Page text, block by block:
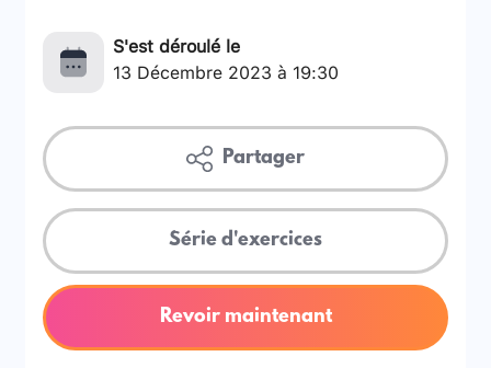
S'est déroulé le
13 Décembre 2023 à 19:30
Partager
Série d'exercices
Revoir maintenant